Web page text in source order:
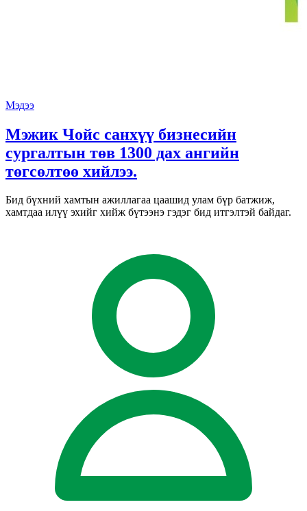
Мэдээ
Мэжик Чойс санхүү бизнесийн
сургалтын төв 1300 дах ангийн
төгсөлтөө хийлээ.
Бид бүхний хамтын ажиллагаа цаашид улам бүр батжиж,
хамтдаа илүү эхийг хийж бүтээнэ гэдэг бид итгэлтэй байдаг.